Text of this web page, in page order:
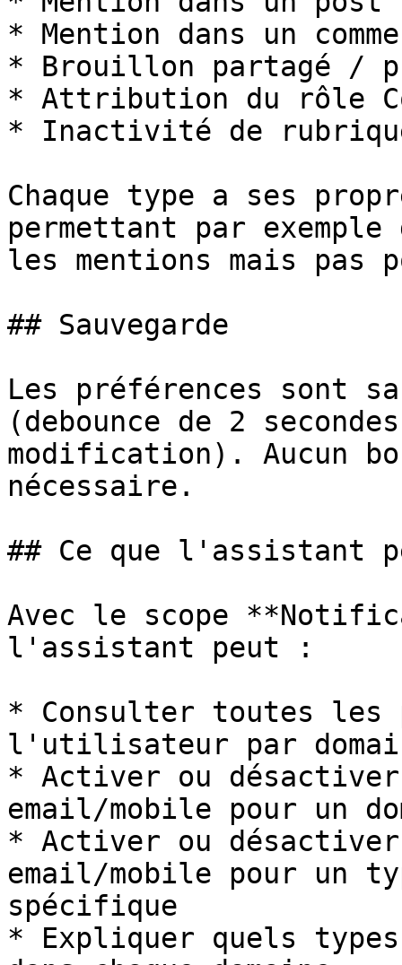
* Mention dans un
* Brouillon partagé /
* Attribution du rôle
* Inactivité de
Chaque type a ses
permettant par
les mentions mais
## Sauvegarde
Les préférences sont
(debounce de 2
modification). Aucun
nécessaire.
## Ce que l'assistant
Avec le scope
l'assistant peut :
* Consulter toutes les
l'utilisateur par
* Activer ou
email/mobile pour un
* Activer ou
email/mobile pour un
spécifique
* Expliquer quels